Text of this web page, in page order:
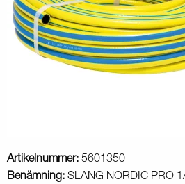
Artikelnummer: 5601350
Benämning: SLANG NORDIC PRO